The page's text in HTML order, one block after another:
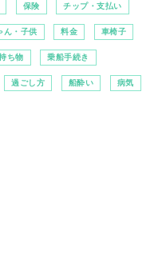
保険 チップ・支払い
ん・子供 料金 車椅子
ち物 乗船手続き
過ごし方 船酔い 病気